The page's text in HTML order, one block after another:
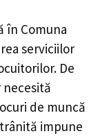
în Comuna
serviciilor
De
de muncă
impune